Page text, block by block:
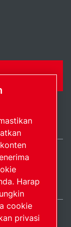
Cipta.
Harap
cookie
privasi